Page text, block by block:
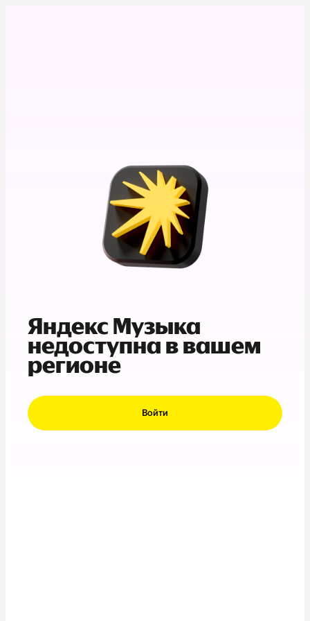
Яндекс Музыка
недоступна в вашем
регионе
Войти